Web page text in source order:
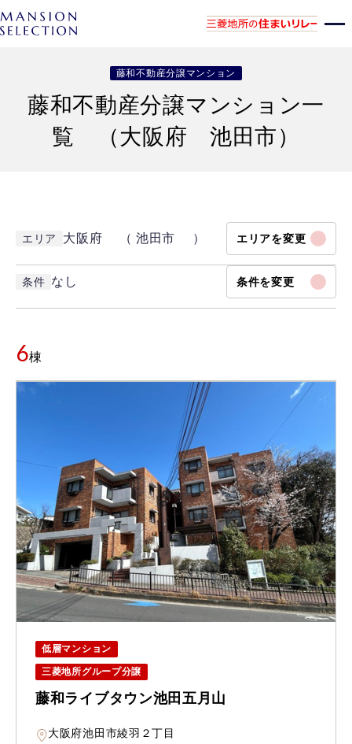
藤和不動産分譲マンション
藤和不動産分譲マンション一
覧 （大阪府 池田市）
エリア 大阪府 （ 池田市 ） エリアを変更
条件 なし 条件を変更
6棟
低層マンション
三菱地所グループ分譲
藤和ライブタウン池田五月山
大阪府池田市綾羽２丁目